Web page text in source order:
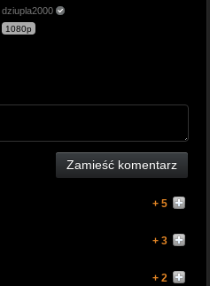
dziupla2000
1080p
Zamieść komentarz
+ 5
+ 3
+ 2